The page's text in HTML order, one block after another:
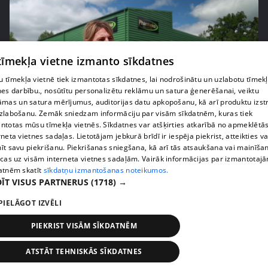
pirms 1 nedēļas, 1 dienas 00:05:05
Melleņu zelta drudzis: kas nosaka iepirkuma
cenu?
409. epizode
vietne izmanto sīkdatnes
tīmekļa vietnē tiek izmantotas sīkdatnes, lai nodrošinātu un uzlabotu
darbību., nosūtītu personalizētu reklāmu un satura ģenerēšanai, veiktu
un satura mērījumus, auditorijas datu apkopošanu, kā arī produktu
Zemāk sniedzam informāciju par visām sīkdatnēm, kuras tiek
mūsu tīmekļa vietnēs. Sīkdatnes var atšķirties atkarībā no
vietnes sadaļas. Lietotājam jebkurā brīdī ir iespēja piekrist, atteikties
savu piekrišanu. Piekrišanas sniegšana, kā arī tās atsaukšana vai
uz visām interneta vietnes sadaļām. Vairāk informācijas par
skatīt sīkdatņu izmantošanas noteikumos.
VISUS PARTNERUS (1718) →
IZVĒLI
PIEKRIST VISĀM SĪKDATNĒM
ATSTĀT TEHNISKĀS SĪKDATNES